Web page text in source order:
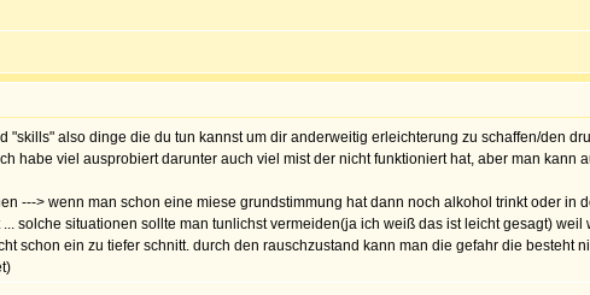
"skills" also dinge die du tun kannst um dir anderweitig erleichterung zu schaffen/den
habe viel ausprobiert darunter auch viel mist der nicht funktioniert hat, aber man kann
---> wenn man schon eine miese grundstimmung hat dann noch alkohol trinkt oder in
solche situationen sollte man tunlichst vermeiden(ja ich weiß das ist leicht gesagt)
schon ein zu tiefer schnitt. durch den rauschzustand kann man die gefahr die besteht